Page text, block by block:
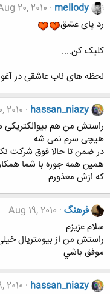
mellody
20, 2010
رد پای عشق
کلیک کن....
لحظه های ناب عاشقی در
hassan_niazy
2010
راستش من هم بیوالکتریکی
هیچی سرم نمی شه
در ضمن تا حالا فوق شرکت
همین همه جوره با شما
که ازش معذورم
فرهنگ Aug 19, 2010
سلام عزيزم
راستش من از بيومتريال
موفق باشي
hassan_niazy
2010